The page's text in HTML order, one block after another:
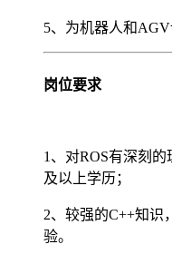
5、为机器人和AGV
岗位要求
1、对ROS有深刻
及以上学历；
2、较强的C++知识
验。